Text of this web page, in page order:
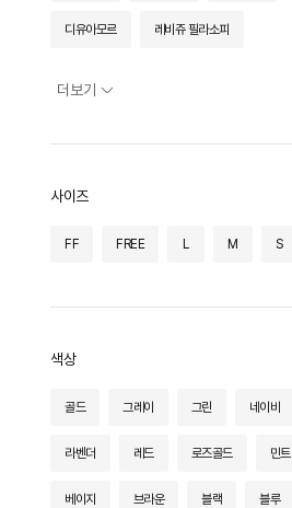
티웨어
선반/장식장
앞치마/주방패브릭
쿠션/베개
디유아모르 레비쥬 필라소피
세인트스코트 스콰즈 심플레트로
아노에틱
엘라바이엘리오나 엘르 주얼리
엘케이트 오픈도어스튜디오 오호
와카미 운트에이 웬스데이딜라잇
더보기
사이즈
FF FREE L M S
색상
골드 그레이 그린 네이비
라벤더 레드 로즈골드 민트
베이지 브라운 블랙 블루